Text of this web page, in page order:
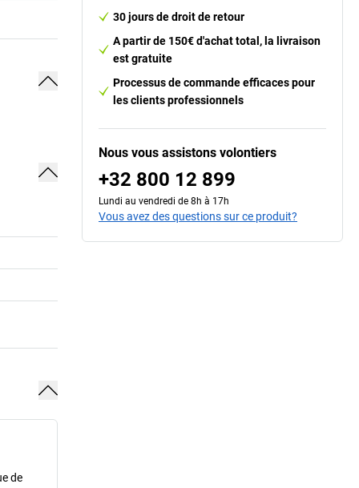
de
30 jours de droit de retour
A partir de 150€ d'achat total, la livraison
est gratuite
Processus de commande efficaces pour
les clients professionnels
Nous vous assistons volontiers
+32 800 12 899
Lundi au vendredi de 8h à 17h
Vous avez des questions sur ce produit?